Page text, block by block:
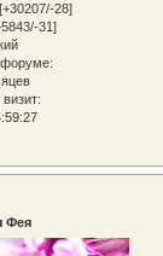
[+30207/-28]
31]
Фея